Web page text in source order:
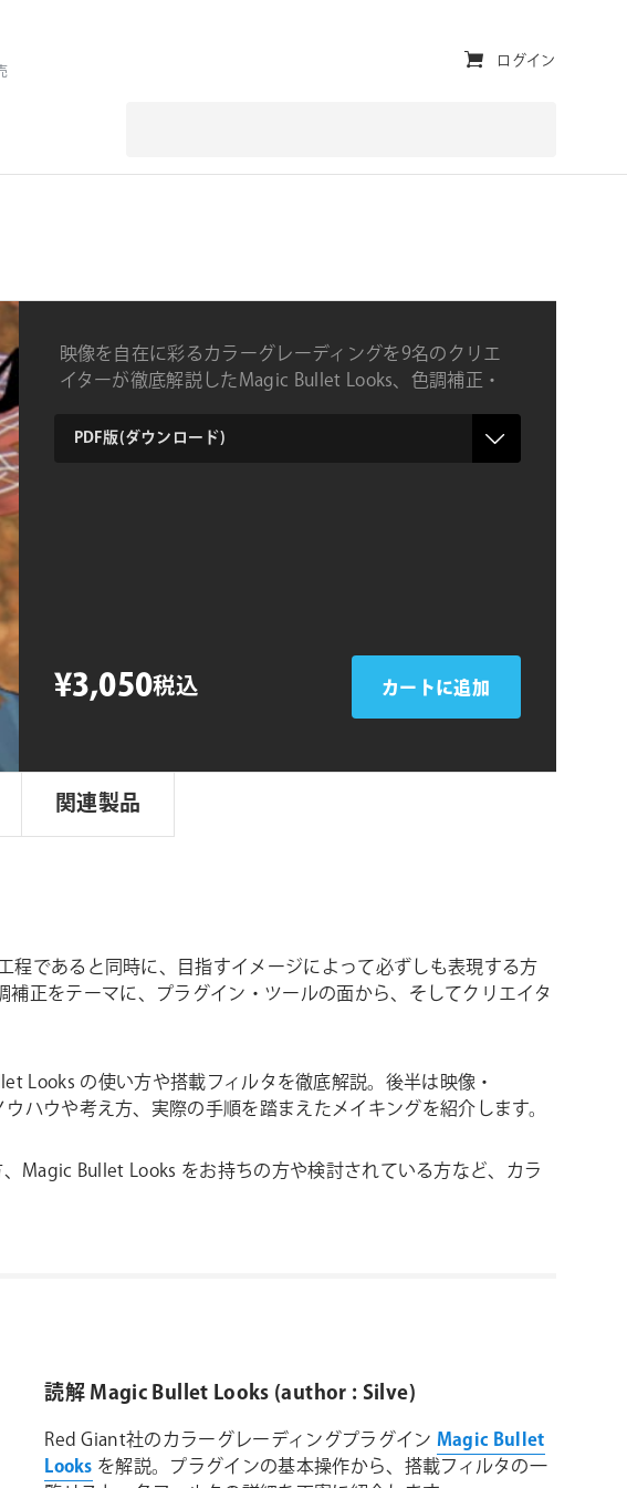
ユ
ィ
ィ・
ナ
ビ
ゲ
ー
ログイン
映像を自在に彩るカラーグレーディングを9名のクリエ
イターが徹底解説したMagic Bullet Looks、色調補正・
¥3,050税込 カートに追加
関連製品
であると同時に、目指すイメージによって必ずしも表現する方
正をテーマに、プラグイン・ツールの面から、そしてクリエイタ
Looks の使い方や搭載フィルタを徹底解説。後半は映像・
ハウや考え方、実際の手順を踏まえたメイキングを紹介します。
Magic Bullet Looks をお持ちの方や検討されている方など、カラ
読解 Magic Bullet Looks (author : Silve)
Red Giant社のカラーグレーディングプラグイン Magic Bullet
Looks を解説。プラグインの基本操作から、搭載フィルタの一